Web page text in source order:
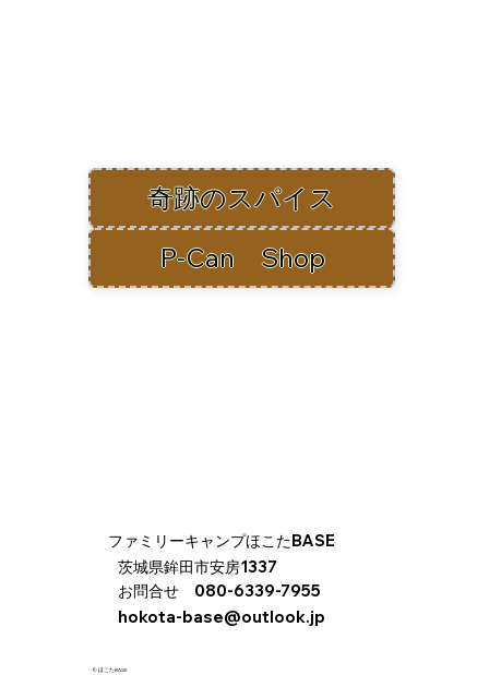
奇跡のスパイス
P-Can Shop
​ファミリーキャンプほこたBASE
​茨城県鉾田市安房1337
お問合せ 080-6339-7955
hokota-base@outlook.jp
© ほこたBASE